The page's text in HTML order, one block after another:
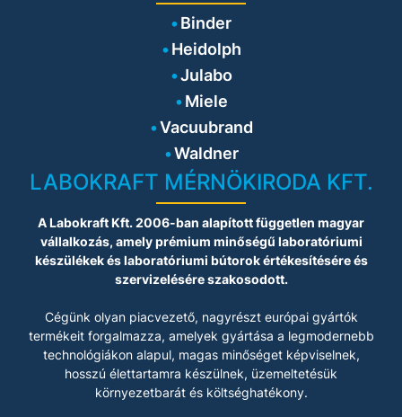
Binder
Heidolph
Julabo
Miele
Vacuubrand
Waldner
LABOKRAFT MÉRNÖKIRODA KFT.
A Labokraft Kft. 2006-ban alapított független magyar
vállalkozás, amely prémium minőségű laboratóriumi
készülékek és laboratóriumi bútorok értékesítésére és
szervizelésére szakosodott.
Cégünk olyan piacvezető, nagyrészt európai gyártók
termékeit forgalmazza, amelyek gyártása a legmodernebb
technológiákon alapul, magas minőséget képviselnek,
hosszú élettartamra készülnek, üzemeltetésük
környezetbarát és költséghatékony.